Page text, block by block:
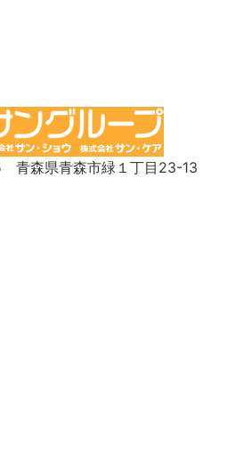
森県青森市緑１丁目23-13